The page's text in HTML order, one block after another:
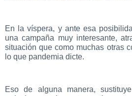
En la víspera, y ante esa
una campaña muy interesante,
situación que como muchas otras
lo que pandemia dicte.
Eso de alguna manera,